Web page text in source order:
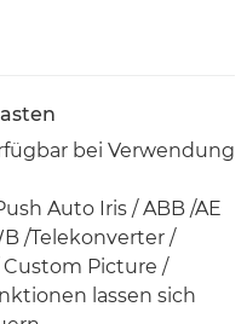
bei Verwendung
Auto Iris / ABB /AE
/Telekonverter /
Custom Picture /
lassen sich